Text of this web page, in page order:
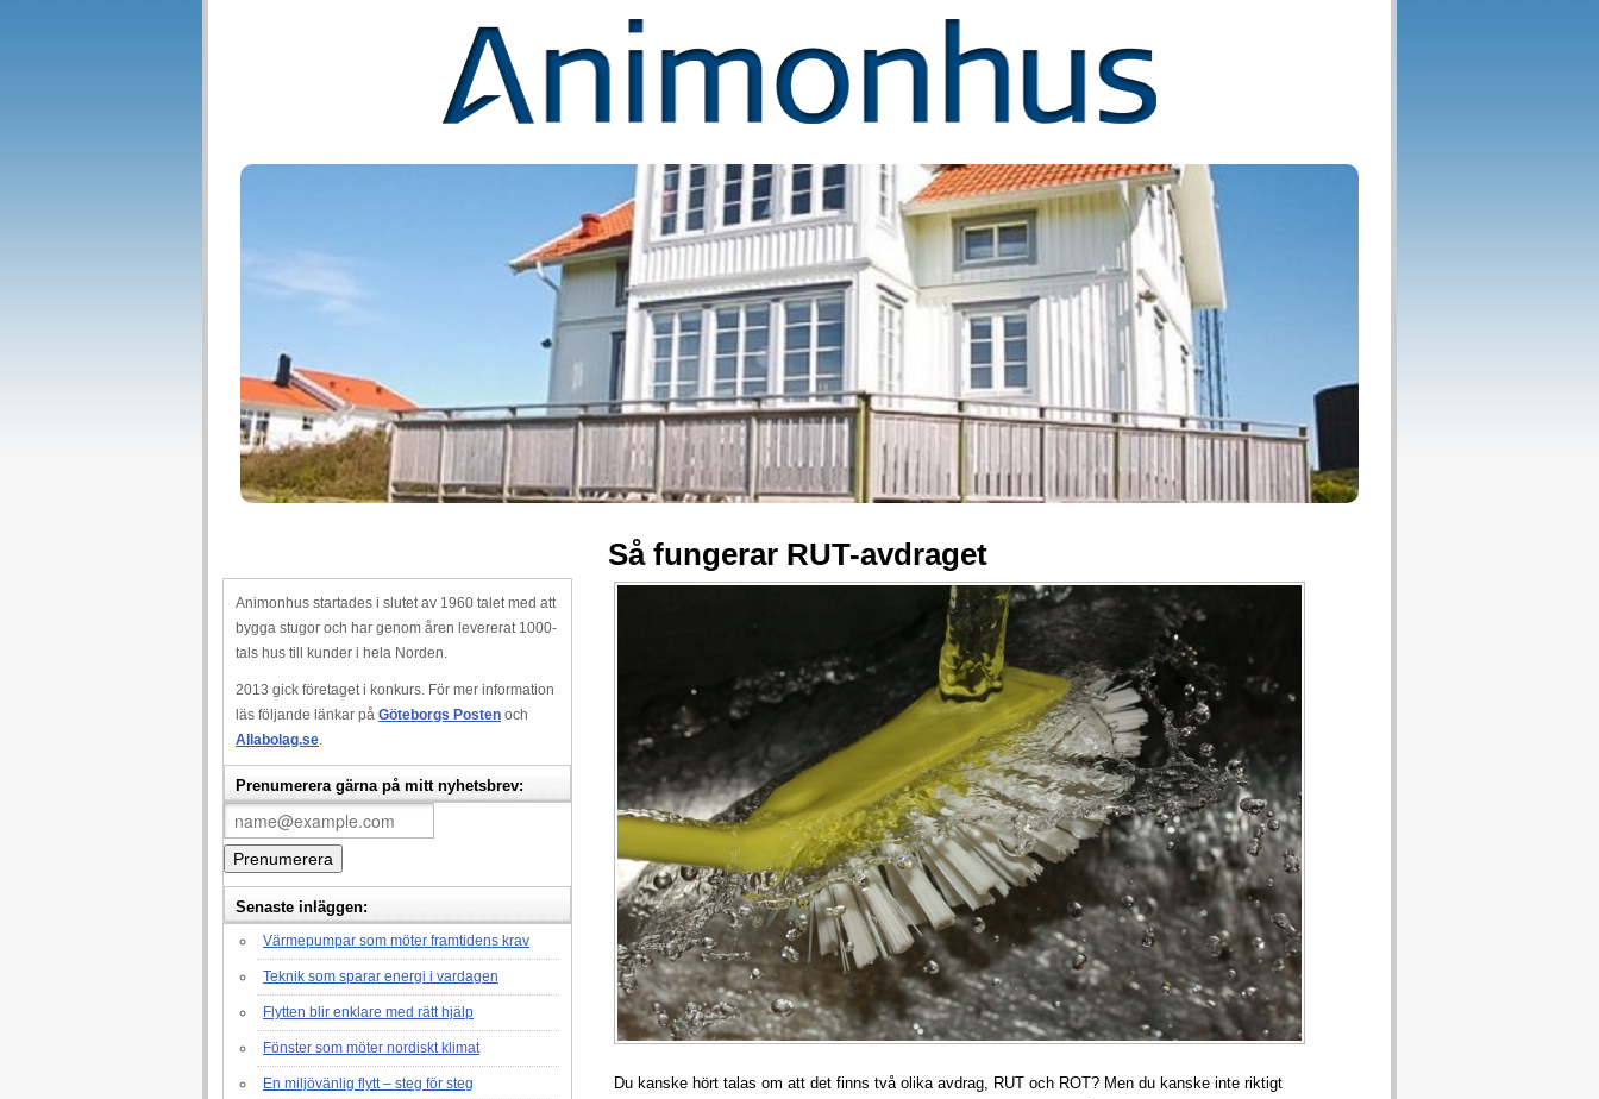
Animonhus startades i slutet av 1960 talet med att
bygga stugor och har genom åren levererat 1000-
tals hus till kunder i hela Norden.
2013 gick företaget i konkurs. För mer information
läs följande länkar på Göteborgs Posten och
Allabolag.se
Prenumerera gärna på mitt nyhetsbrev:
Senaste inläggen:
Värmepumpar som möter framtidens krav
Teknik som sparar energi i vardagen
Flytten blir enklare med rätt hjälp
Fönster som möter nordiskt klimat
En miljövänlig flytt – steg för steg
Så fungerar RUT-avdraget
Du kanske hört talas om att det finns två olika avdrag, RUT och ROT? Men du kanske inte riktigt